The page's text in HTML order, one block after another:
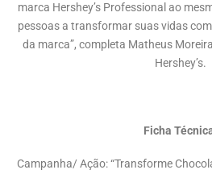
marca Hershey’s Professional ao
pessoas a transformar suas vidas
da marca”, completa Matheus
Hershey’s.
Ficha
Campanha/ Ação: “Transforme